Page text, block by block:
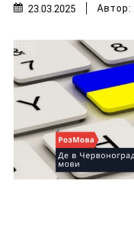
23.03.2025 Автор: